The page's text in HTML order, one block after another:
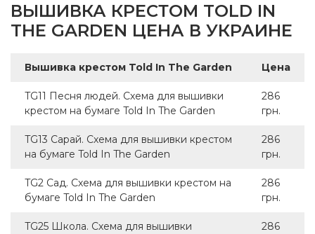
ВЫШИВКА КРЕСТОМ TOLD IN
THE GARDEN ЦЕНА В УКРАИНЕ
Вышивка крестом Told In The Garden Цена
TG11 Песня людей. Схема для вышивки
крестом на бумаге Told In The Garden
286
грн.
TG13 Сарай. Схема для вышивки крестом
на бумаге Told In The Garden
286
грн.
TG2 Сад. Схема для вышивки крестом на
бумаге Told In The Garden
286
грн.
TG25 Школа. Схема для вышивки
286